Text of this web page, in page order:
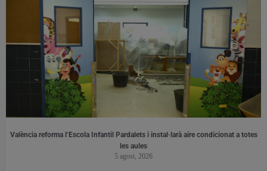
València reforma l’Escola Infantil Pardalets i instal·larà aire condicionat a totes
les aules
5 agost, 2026